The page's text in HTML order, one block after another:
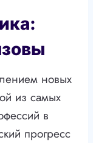
новых
из самых
в
прогресс